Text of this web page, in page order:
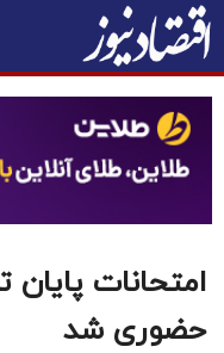
امتحانات پایان
حضوری شد